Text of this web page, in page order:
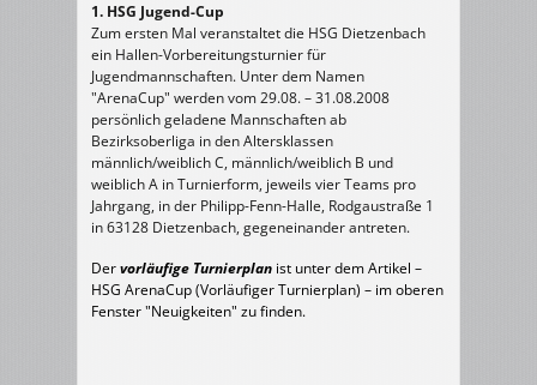
1. HSG Jugend-Cup
Zum ersten Mal veranstaltet die HSG Dietzenbach
ein Hallen-Vorbereitungsturnier für
Jugendmannschaften. Unter dem Namen
"ArenaCup" werden vom 29.08. – 31.08.2008
persönlich geladene Mannschaften ab
Bezirksoberliga in den Altersklassen
männlich/weiblich C, männlich/weiblich B und
weiblich A in Turnierform, jeweils vier Teams pro
Jahrgang, in der Philipp-Fenn-Halle, Rodgaustraße 1
in 63128 Dietzenbach, gegeneinander antreten.
Dervorläufige Turnierplan ist unter dem Artikel –
HSG ArenaCup (Vorläufiger Turnierplan) – im oberen
Fenster "Neuigkeiten" zu finden.